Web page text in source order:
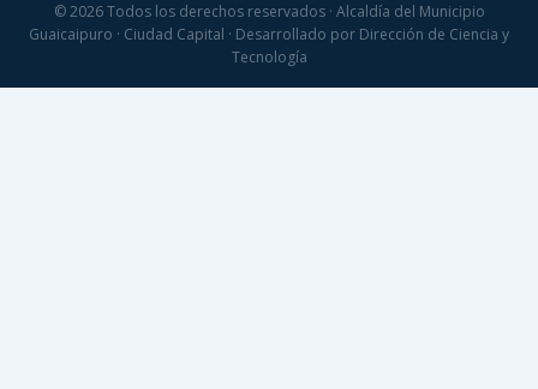
© 2026 Todos los derechos reservados · Alcaldía del Municipio
Guaicaipuro · Ciudad Capital · Desarrollado por Dirección de Ciencia y
Tecnología